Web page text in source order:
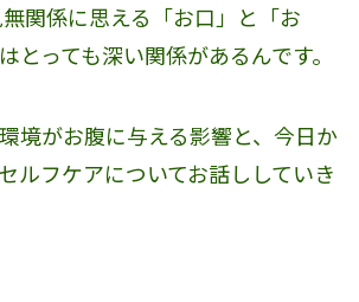
関係に思える「お口」と「お
とっても深い関係があるんです。
境がお腹に与える影響と、今日か
ルフケアについてお話ししていき